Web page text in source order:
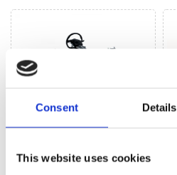
Consent Details
This website uses cookies